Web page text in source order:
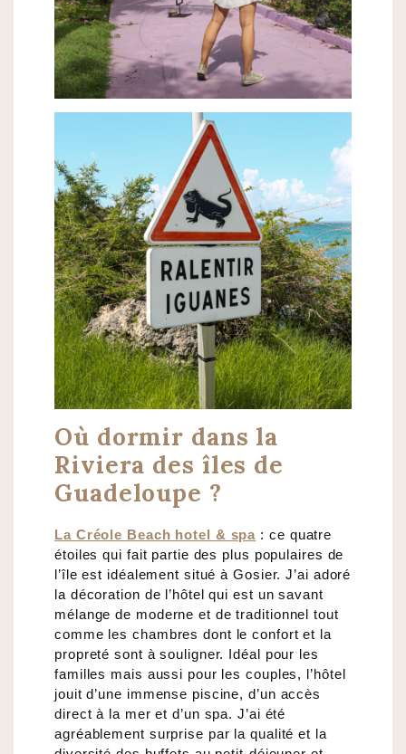
Où dormir dans la
Riviera des îles de
Guadeloupe ?
La Créole Beach hotel & spa : ce quatre
étoiles qui fait partie des plus populaires de
l’île est idéalement situé à Gosier. J’ai adoré
la décoration de l’hôtel qui est un savant
mélange de moderne et de traditionnel tout
comme les chambres dont le confort et la
propreté sont à souligner. Idéal pour les
familles mais aussi pour les couples, l’hôtel
jouit d’une immense piscine, d’un accès
direct à la mer et d’un spa. J’ai été
agréablement surprise par la qualité et la